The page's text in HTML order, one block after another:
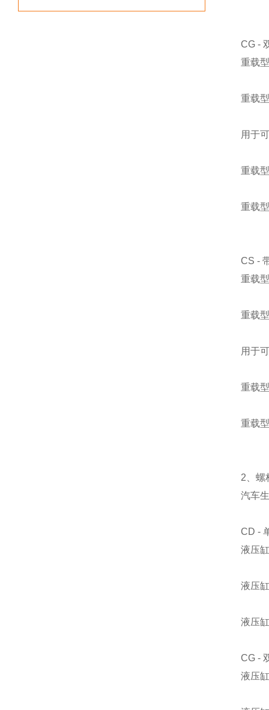
CG -
重载
重载
用于
重载
重载
CS -
重载
重载
用于
重载
重载
2、螺
汽车
CD -
液压
液压
液压
CG -
液压